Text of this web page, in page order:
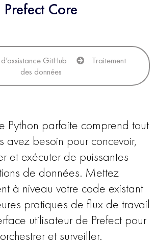
Prefect Core
GitHub
Traitement
des données
Python parfaite comprend tout
avez besoin pour concevoir,
et exécuter de puissantes
de données. Mettez
à niveau votre code existant
pratiques de flux de travail
utilisateur de Prefect pour
et surveiller.